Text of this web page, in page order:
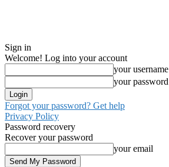
Sign in
Welcome! Log into your account
your username
your password
Forgot your password? Get help
Privacy Policy
Password recovery
Recover your password
your email